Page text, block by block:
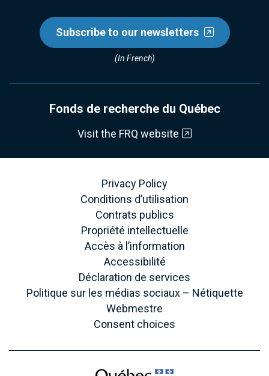
Subscribe to our newsletters
(In French)
Fonds de recherche du Québec
Visit the FRQ website
Privacy Policy
Conditions d’utilisation
Contrats publics
Propriété intellectuelle
Accès à l’information
Accessibilité
Déclaration de services
Politique sur les médias sociaux – Nétiquette
Webmestre
Consent choices